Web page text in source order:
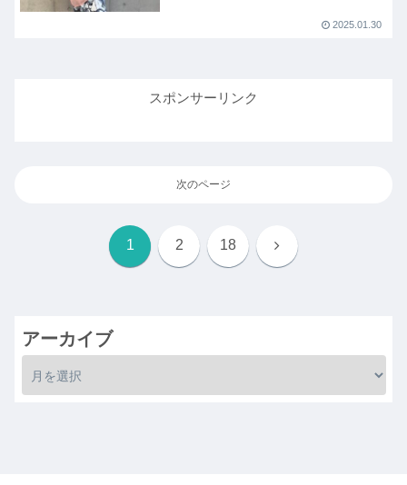
カート」「立体フラワー柄」「デニムア
2025.01.30
スポンサーリンク